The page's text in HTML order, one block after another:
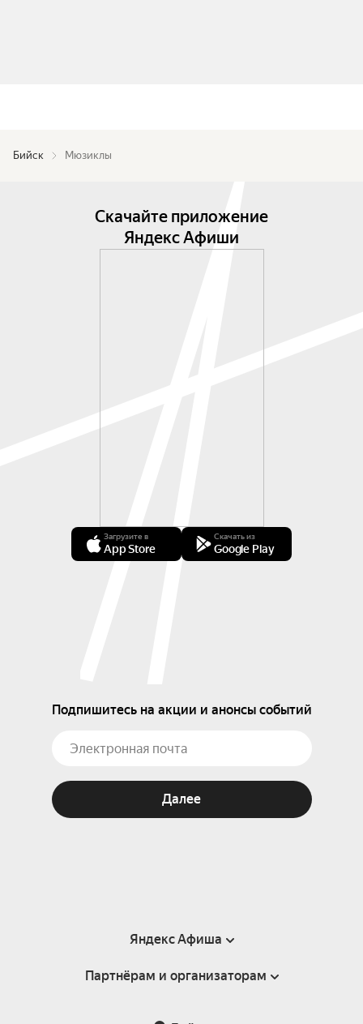
Бийск Мюзиклы
Скачайте приложение
Яндекс Афиши
Загрузите в
App Store
Скачать из
Google Play
Подпишитесь на акции и анонсы событий
Далее
Яндекс Афиша
Справка
Партнёрам и организаторам